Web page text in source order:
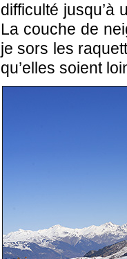
difficulté jusqu’à
La couche de
je sors les
qu’elles soient